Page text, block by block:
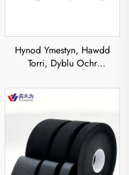
Hynod Ymestyn, Hawdd
Torri, Dyblu Ochr
Ddimeddig 19mmx20m Tape
Draeniog Clir PVC